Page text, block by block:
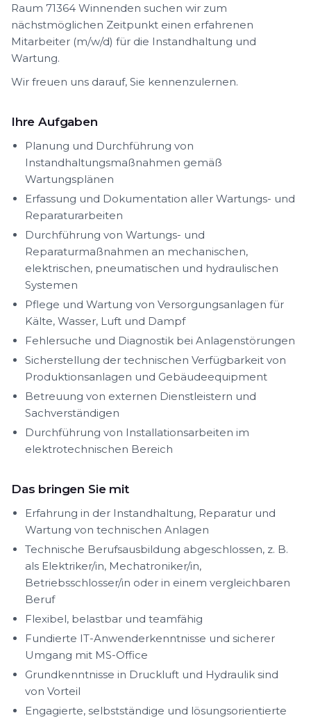
Raum 71364 Winnenden suchen wir zum
nächstmöglichen Zeitpunkt einen erfahrenen
Mitarbeiter (m/w/d) für die Instandhaltung und
Wartung.
Wir freuen uns darauf, Sie kennenzulernen.
Ihre Aufgaben
Planung und Durchführung von
Instandhaltungsmaßnahmen gemäß
Wartungsplänen
Erfassung und Dokumentation aller Wartungs- und
Reparaturarbeiten
Durchführung von Wartungs- und
Reparaturmaßnahmen an mechanischen,
elektrischen, pneumatischen und hydraulischen
Systemen
Pflege und Wartung von Versorgungsanlagen für
Kälte, Wasser, Luft und Dampf
Fehlersuche und Diagnostik bei Anlagenstörungen
Sicherstellung der technischen Verfügbarkeit von
Produktionsanlagen und Gebäudeequipment
Betreuung von externen Dienstleistern und
Sachverständigen
Durchführung von Installationsarbeiten im
elektrotechnischen Bereich
Das bringen Sie mit
Erfahrung in der Instandhaltung, Reparatur und
Wartung von technischen Anlagen
Technische Berufsausbildung abgeschlossen, z. B.
als Elektriker/in, Mechatroniker/in,
Betriebsschlosser/in oder in einem vergleichbaren
Beruf
Flexibel, belastbar und teamfähig
Fundierte IT-Anwenderkenntnisse und sicherer
Umgang mit MS-Office
Grundkenntnisse in Druckluft und Hydraulik sind
von Vorteil
Engagierte, selbstständige und lösungsorientierte